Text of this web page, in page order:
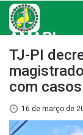
AMAPI
TJ-PI
com
16 de março de